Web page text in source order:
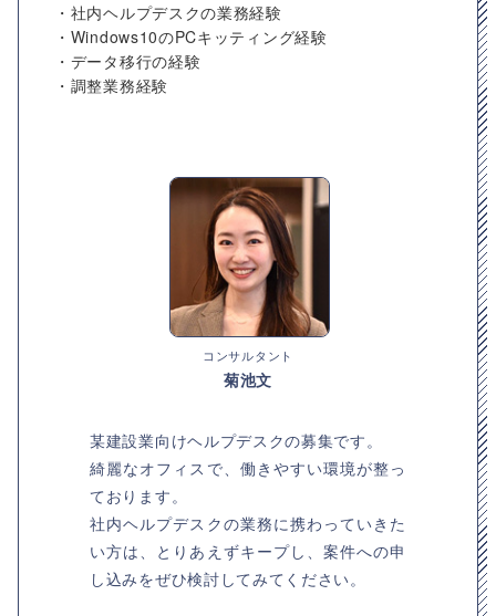
・社内ヘルプデスクの業務経験
・Windows10のPCキッティング経験
・データ移行の経験
・調整業務経験
コンサルタント
菊池文
某建設業向けヘルプデスクの募集です。
綺麗なオフィスで、働きやすい環境が整っ
ております。
社内ヘルプデスクの業務に携わっていきた
い方は、とりあえずキープし、案件への申
し込みをぜひ検討してみてください。